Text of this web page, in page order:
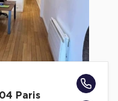
Paris